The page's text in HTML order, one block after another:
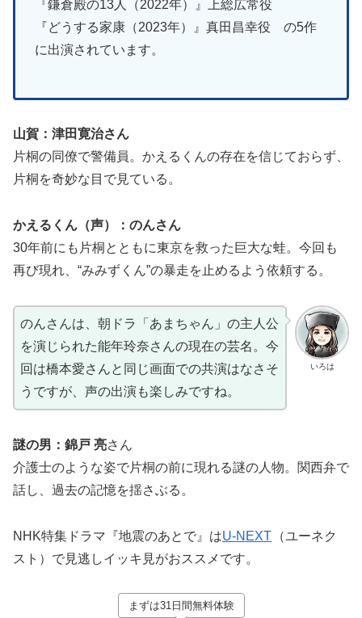
『鎌倉殿の13人（2022年）』上総広常役
『どうする家康（2023年）』真田昌幸役 の5作
に出演されています。
山賀：津田寛治さん
片桐の同僚で警備員。かえるくんの存在を信じておらず、
片桐を奇妙な目で見ている。
かえるくん（声）：のんさん
30年前にも片桐とともに東京を救った巨大な蛙。今回も
再び現れ、“みみずくん”の暴走を止めるよう依頼する。
いろは
のんさんは、朝ドラ「あまちゃん」の主人公
を演じられた能年玲奈さんの現在の芸名。今
回は橋本愛さんと同じ画面での共演はなさそ
うですが、声の出演も楽しみですね。
謎の男：錦戸 亮さん
介護士のような姿で片桐の前に現れる謎の人物。関西弁で
話し、過去の記憶を揺さぶる。
NHK特集ドラマ『地震のあとで』はU-NEXT （ユーネク
スト）で見逃しイッキ見がおススメです。
まずは31日間無料体験